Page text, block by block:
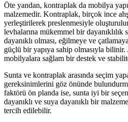
Öte yandan, kontraplak da mobilya
malzemedir. Kontraplak, birçok ince
yerleştirilerek preslenmesiyle
levhalarına mükemmel bir dayanıklılık
dayanıklı olması, eğilmeye ve
güçlü bir yapıya sahip olmasıyla
mobilyalara sağlam bir destek ve
Sunta ve kontraplak arasında seçim
gereksinimlerini göz önünde
faktörü ön planda ise, sunta iyi bir
dayanıklı ve suya dayanıklı bir
tercih edilebilir.